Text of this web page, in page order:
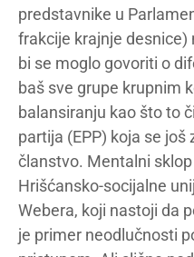
predstavnike u
frakcije krajnje desnice)
bi se moglo govoriti o
baš sve grupe krupnim
balansiranju kao što to
partija (EPP) koja se još
članstvo. Mentalni
Hrišćansko-socijalne
Webera, koji nastoji da
je primer neodlučnosti